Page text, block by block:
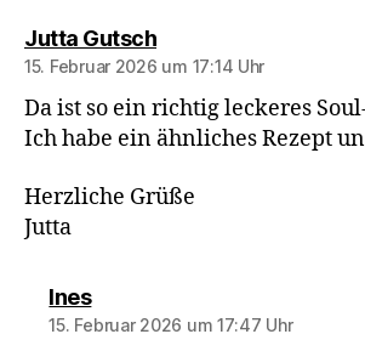
Jutta Gutschsagt:
15. Februar 2026 um 17:14 Uhr
Da ist so ein richtig leckeres
Ich habe ein ähnliches Rezept
Herzliche Grüße
Jutta
Inessagt:
15. Februar 2026 um 17:47 Uhr